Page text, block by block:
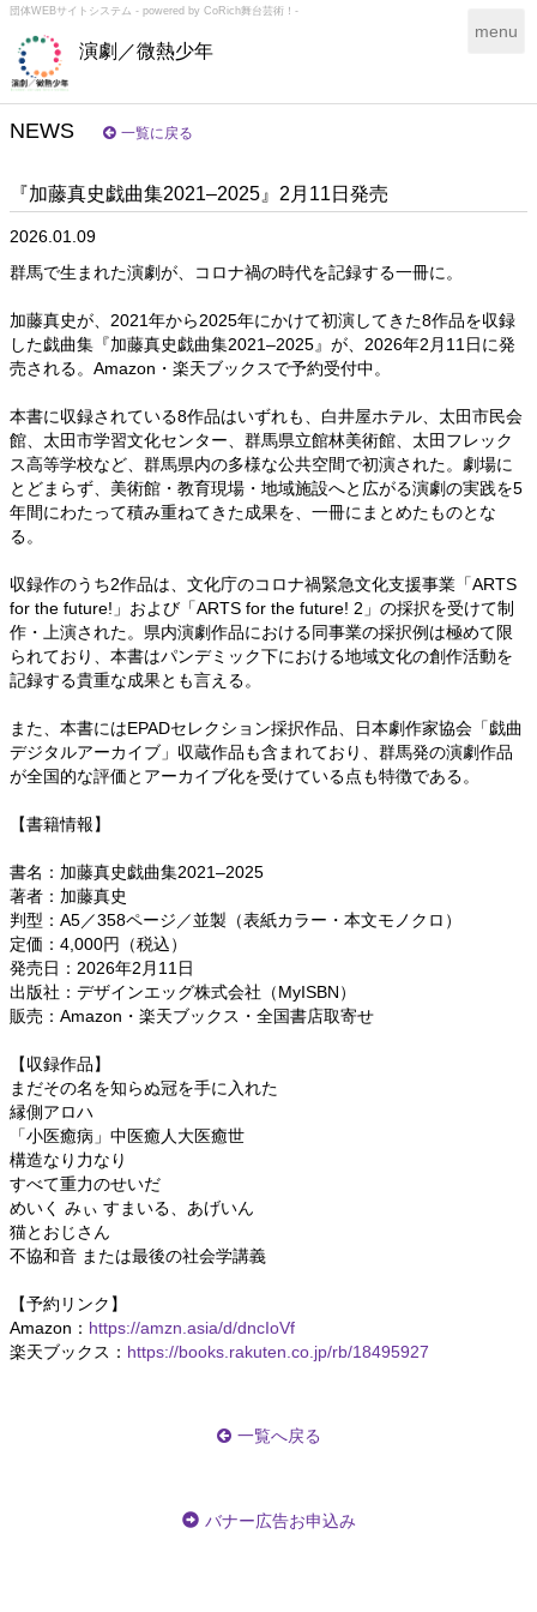
団体WEBサイトシステム - powered by CoRich舞台芸術！-
演劇／微熱少年
T
g
t
i
menu
NEWS 一覧に戻る
『加藤真史戯曲集2021–2025』2月11日発売
2026.01.09
群馬で生まれた演劇が、コロナ禍の時代を記録する一冊に。
加藤真史が、2021年から2025年にかけて初演してきた8作品を収録
した戯曲集『加藤真史戯曲集2021–2025』が、2026年2月11日に発
売される。Amazon・楽天ブックスで予約受付中。
本書に収録されている8作品はいずれも、白井屋ホテル、太田市民会
館、太田市学習文化センター、群馬県立館林美術館、太田フレック
ス高等学校など、群馬県内の多様な公共空間で初演された。劇場に
とどまらず、美術館・教育現場・地域施設へと広がる演劇の実践を5
年間にわたって積み重ねてきた成果を、一冊にまとめたものとな
る。
収録作のうち2作品は、文化庁のコロナ禍緊急文化支援事業「ARTS
for the future!」および「ARTS for the future! 2」の採択を受けて制
作・上演された。県内演劇作品における同事業の採択例は極めて限
られており、本書はパンデミック下における地域文化の創作活動を
記録する貴重な成果とも言える。
また、本書にはEPADセレクション採択作品、日本劇作家協会「戯曲
デジタルアーカイブ」収蔵作品も含まれており、群馬発の演劇作品
が全国的な評価とアーカイブ化を受けている点も特徴である。
【書籍情報】
書名：加藤真史戯曲集2021–2025
著者：加藤真史
判型：A5／358ページ／並製（表紙カラー・本文モノクロ）
定価：4,000円（税込）
発売日：2026年2月11日
出版社：デザインエッグ株式会社（MyISBN）
販売：Amazon・楽天ブックス・全国書店取寄せ
【収録作品】
まだその名を知らぬ冠を手に入れた
縁側アロハ
「小医癒病」中医癒人大医癒世
構造なり力なり
すべて重力のせいだ
めいく みぃ すまいる、あげいん
猫とおじさん
不協和音 または最後の社会学講義
【予約リンク】
Amazon： https://amzn.asia/d/dncIoVf
楽天ブックス： https://books.rakuten.co.jp/rb/18495927
一覧へ戻る
バナー広告お申込み